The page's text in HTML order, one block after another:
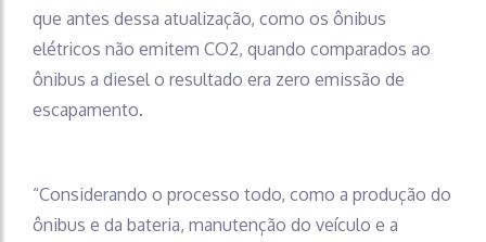
que antes dessa atualização, como os ônibus
elétricos não emitem CO2, quando comparados ao
ônibus a diesel o resultado era zero emissão de
escapamento.
“Considerando o processo todo, como a produção do
ônibus e da bateria, manutenção do veículo e a